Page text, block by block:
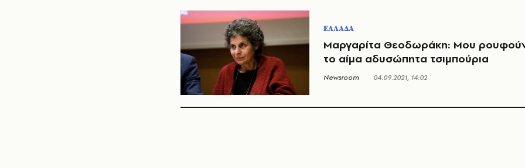
ΕΛΛΑΔΑ
Μαργαρίτα Θεοδωράκη: Μου
το αίμα αδυσώπητα τσιμπούρια
Newsroom 04.09.2021, 14:02